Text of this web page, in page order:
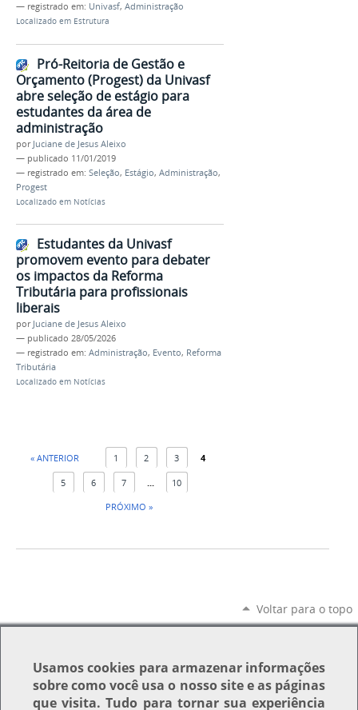
— registrado em: Univasf, Administração
Localizado em Estrutura
Pró-Reitoria de Gestão e
Orçamento (Progest) da Univasf
abre seleção de estágio para
estudantes da área de
administração
por Juciane de Jesus Aleixo
— publicado 11/01/2019
— registrado em: Seleção, Estágio, Administração,
Progest
Localizado em Notícias
Estudantes da Univasf
promovem evento para debater
os impactos da Reforma
Tributária para profissionais
liberais
por Juciane de Jesus Aleixo
— publicado 28/05/2026
— registrado em: Administração, Evento, Reforma
Tributária
Localizado em Notícias
« ANTERIOR 1 2 3 4
5 6 7 ...
10
PRÓXIMO »
Voltar para o topo
Usamoscookies para armazenar informações
sobre como você usa o nosso site e as páginas
que visita. Tudo para tornar sua experiência